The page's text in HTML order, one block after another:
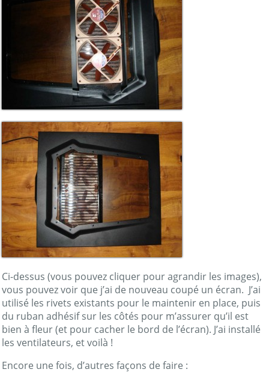
Ci-dessus (vous pouvez cliquer pour agrandir les images),
vous pouvez voir que j’ai de nouveau coupé un écran. J’ai
utilisé les rivets existants pour le maintenir en place, puis
du ruban adhésif sur les côtés pour m’assurer qu’il est
bien à fleur (et pour cacher le bord de l’écran). J’ai installé
les ventilateurs, et voilà !
Encore une fois, d’autres façons de faire :